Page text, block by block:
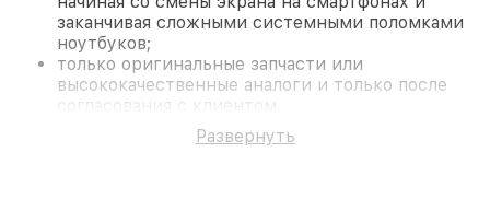
заканчивая сложными системными поломками
ноутбуков;
только оригинальные запчасти или
высококачественные аналоги и только после
согласования с клиентом.
На все работы и замененные комплектующие
предоставляется длительная гарантия. В случае
Развернуть